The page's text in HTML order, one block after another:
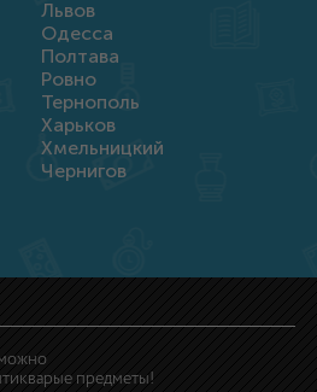
Львов
Одесса
Полтава
Ровно
Тернополь
Харьков
Хмельницкий
Чернигов
предметы!